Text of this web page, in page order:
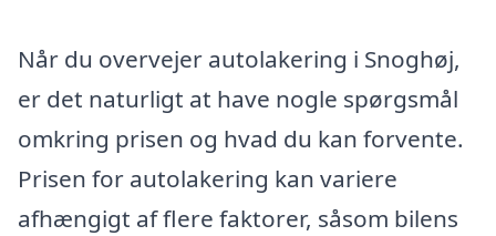
Når du overvejer autolakering i Snoghøj,
er det naturligt at have nogle spørgsmål
omkring prisen og hvad du kan forvente.
Prisen for autolakering kan variere
afhængigt af flere faktorer, såsom bilens